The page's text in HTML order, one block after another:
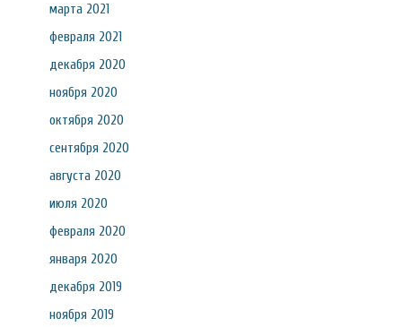
марта 2021
февраля 2021
декабря 2020
ноября 2020
октября 2020
сентября 2020
августа 2020
июля 2020
февраля 2020
января 2020
декабря 2019
ноября 2019